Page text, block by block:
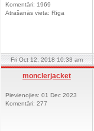
Komentāri: 1969
Atrašanās vieta: Rīga
Fri Oct 12, 2018 10:33 am
monclerjacket
Pievienojies: 01 Dec 2023
Komentāri: 277